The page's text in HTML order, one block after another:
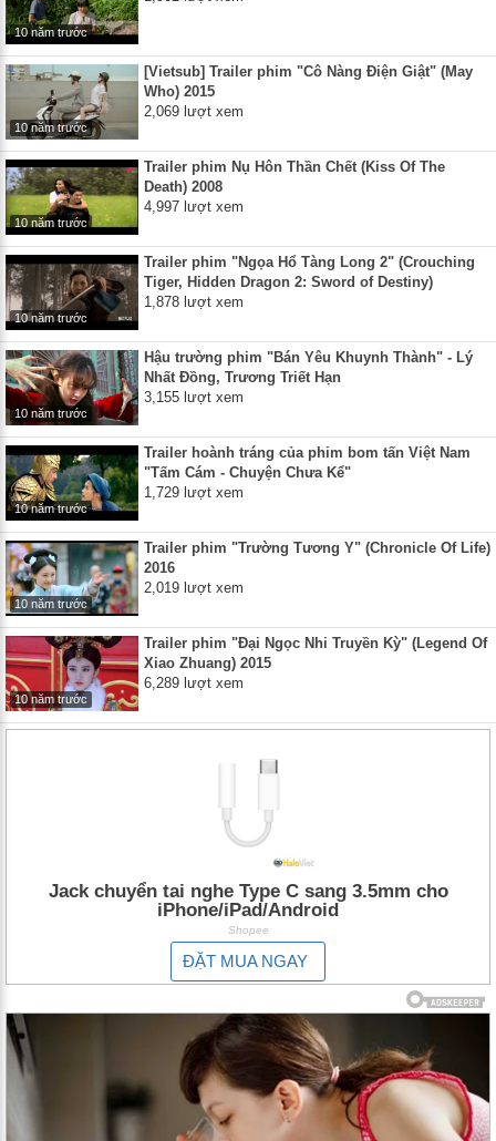
10 năm trước
10 năm trước
[Vietsub] Trailer phim "Cô Nàng Điện Giật" (May
Who) 2015
2,069 lượt xem
10 năm trước
Trailer phim Nụ Hôn Thần Chết (Kiss Of The
Death) 2008
4,997 lượt xem
10 năm trước
Trailer phim "Ngọa Hổ Tàng Long 2" (Crouching
Tiger, Hidden Dragon 2: Sword of Destiny)
1,878 lượt xem
10 năm trước
Hậu trường phim "Bán Yêu Khuynh Thành" - Lý
Nhất Đồng, Trương Triết Hạn
3,155 lượt xem
10 năm trước
Trailer hoành tráng của phim bom tấn Việt Nam
"Tấm Cám - Chuyện Chưa Kể"
1,729 lượt xem
10 năm trước
Trailer phim "Trường Tương Y" (Chronicle Of Life)
2016
2,019 lượt xem
10 năm trước
Trailer phim "Đại Ngọc Nhi Truyền Kỳ" (Legend Of
Xiao Zhuang) 2015
6,289 lượt xem
Jack chuyển tai nghe Type C sang 3.5mm cho
iPhone/iPad/Android
Shopee
ĐẶT MUA NGAY